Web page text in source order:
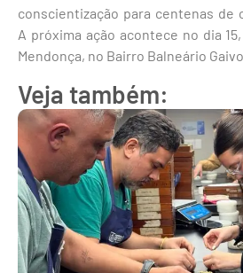
conscientização para centenas de
A próxima ação acontece no dia
Mendonça, no Bairro Balneário
Veja também: